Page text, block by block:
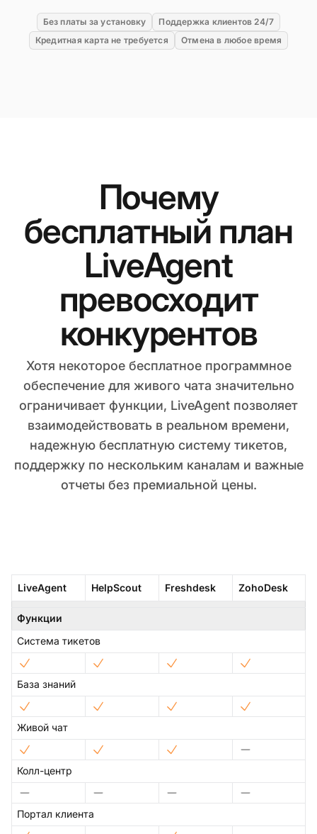
Без платы за установку
Поддержка клиентов 24/7
Кредитная карта не требуется
Отмена в любое время
Почему
бесплатный план
LiveAgent
превосходит
конкурентов
Хотя некоторое бесплатное программное
обеспечение для живого чата значительно
ограничивает функции, LiveAgent позволяет
взаимодействовать в реальном времени,
надежную бесплатную систему тикетов,
поддержку по нескольким каналам и важные
отчеты без премиальной цены.
LiveAgent HelpScout Freshdesk ZohoDesk
Функции
Система тикетов
База знаний
Живой чат
Колл-центр
Портал клиента